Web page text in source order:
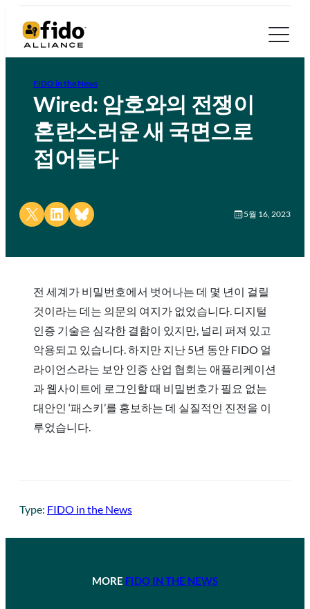
FIDO in the News
Wired: 암호와의 전쟁이
혼란스러운 새 국면으로
접어들다
Share on X Share on LinkedIn
Share on Bluesky 5월 16, 2023
전 세계가 비밀번호에서 벗어나는 데 몇 년이 걸릴
것이라는 데는 의문의 여지가 없었습니다. 디지털
인증 기술은 심각한 결함이 있지만, 널리 퍼져 있고
악용되고 있습니다. 하지만 지난 5년 동안 FIDO 얼
라이언스라는 보안 인증 산업 협회는 애플리케이션
과 웹사이트에 로그인할 때 비밀번호가 필요 없는
대안인 ‘패스키’를 홍보하는 데 실질적인 진전을 이
루었습니다.
Type: FIDO in the News
MORE FIDO IN THE NEWS